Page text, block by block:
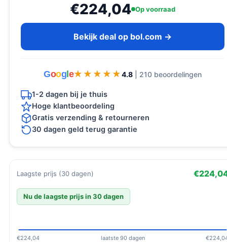
€224,04 Op voorraad
Bekijk deal op bol.com →
Goog e★★★★★
★★★★★ 4.8 | 210 beoordelingen
1-2 dagen bij je thuis
Hoge klantbeoordeling
Gratis verzending & retourneren
30 dagen geld terug garantie
Laagste prijs (30 dagen)
Nu de laagste prijs in 30 dagen
€224,04 laatste 90 dagen